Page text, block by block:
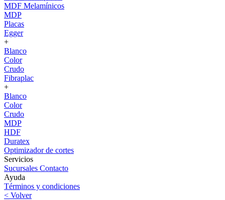
MDF Melamínicos
MDP
Placas
Egger
+
Blanco
Color
Crudo
Fibraplac
+
Blanco
Color
Crudo
MDP
HDF
Duratex
Optimizador de cortes
Servicios
Sucursales Contacto
Ayuda
Términos y condiciones
< Volver